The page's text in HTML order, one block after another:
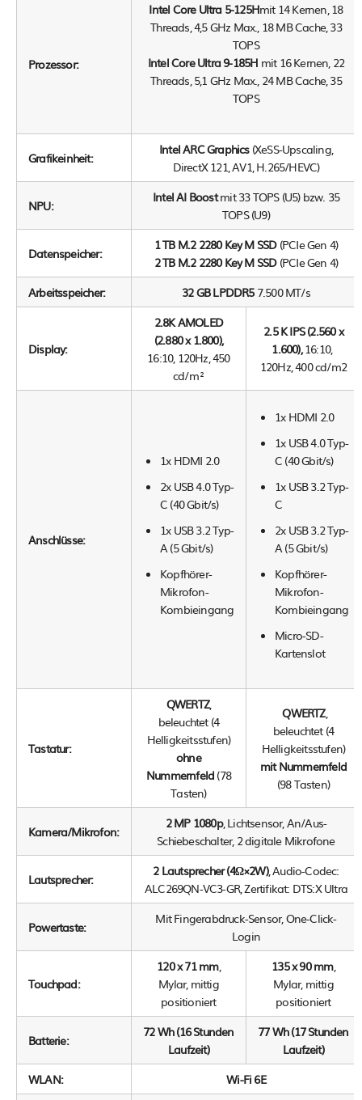
Prozessor:
Intel Core Ultra 5-125Hmit 14 Kernen, 18
Threads, 4,5 GHz Max., 18 MB Cache, 33
TOPS
Intel Core Ultra 9-185H mit 16 Kernen, 22
Threads, 5,1 GHz Max., 24 MB Cache, 35
TOPS
Grafikeinheit:
Intel ARC Graphics(XeSS-Upscaling,
DirectX 121, AV1, H.265/HEVC)
NPU:
Intel AI Boostmit 33 TOPS (U5) bzw. 35
TOPS (U9)
Datenspeicher:
1 TB M.2 2280 Key M SSD(PCIe Gen 4)
2 TB M.2 2280 Key M SSD(PCIe Gen 4)
Arbeitsspeicher:
32 GB LPDDR5 7.500 MT/s
Display:
2.8K AMOLED
(2.880 x 1.800),
16:10, 120Hz, 450
cd/m²
2.5 K IPS (2.560 x
1.600),16:10,
120Hz, 400 cd/m2
Anschlüsse:
1x HDMI 2.0
2x USB 4.0 Typ-
C (40 Gbit/s)
1x USB 3.2 Typ-
A (5 Gbit/s)
Kopfhörer-
Mikrofon-
Kombieingang
1x HDMI 2.0
1x USB 4.0 Typ-
C (40 Gbit/s)
1x USB 3.2 Typ-
C
2x USB 3.2 Typ-
A (5 Gbit/s)
Kopfhörer-
Mikrofon-
Kombieingang
Micro-SD-
Kartenslot
Tastatur:
QWERTZ,
beleuchtet (4
Helligkeitsstufen)
ohne
Nummernfeld (78
Tasten)
QWERTZ,
beleuchtet (4
Helligkeitsstufen)
mit Nummernfeld
(98 Tasten)
Kamera/Mikrofon:
2 MP 1080p, Lichtsensor, An/Aus-
Schiebeschalter, 2 digitale Mikrofone
Lautsprecher:
2 Lautsprecher (4Ω×2W), Audio-Codec:
ALC269QN-VC3-GR, Zertifikat: DTS:X Ultra
Powertaste:
Mit Fingerabdruck-Sensor, One-Click-
Login
Touchpad:
120 x 71 mm,
Mylar, mittig
positioniert
135 x 90 mm,
Mylar, mittig
positioniert
Batterie:
72 Wh (16 Stunden
Laufzeit)
77 Wh (17 Stunden
Laufzeit)
WLAN:
Wi-Fi 6E